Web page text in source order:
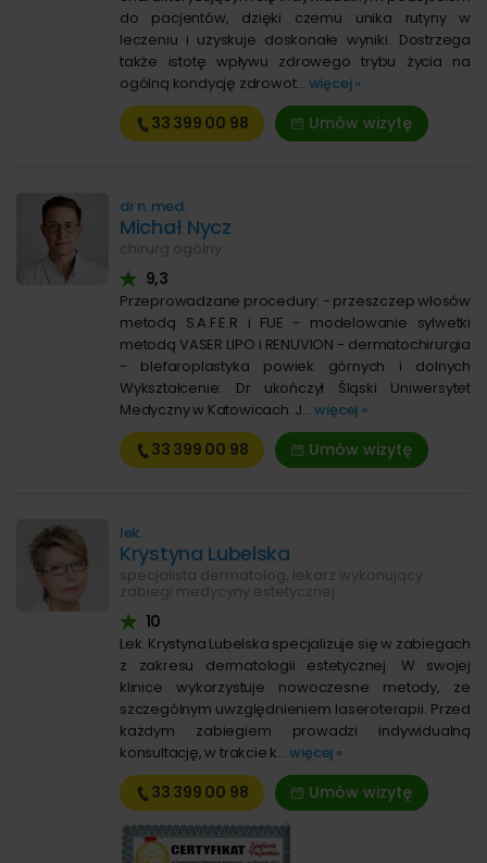
do pacjentów, dzięki czemu unika rutyny w
leczeniu i uzyskuje doskonałe wyniki. Dostrzega
także istotę wpływu zdrowego trybu życia na
ogólną kondycję zdrowot... więcej »
33 399 00 98 Umów wizytę
dr n. med.
Michał Nycz
chirurg ogólny
9,3
Przeprowadzane procedury: - przeszczep włosów
metodą S.A.F.E.R i FUE - modelowanie sylwetki
metodą VASER LIPO i RENUVION - dermatochirurgia
- blefaroplastyka powiek górnych i dolnych
Wykształcenie: Dr ukończył Śląski Uniwersytet
Medyczny w Katowicach. J...więcej »
33 399 00 98 Umów wizytę
lek.
Krystyna Lubelska
specjalista dermatolog, lekarz wykonujący
zabiegi medycyny estetycznej
10
Lek. Krystyna Lubelska specjalizuje się w zabiegach
z zakresu dermatologii estetycznej. W swojej
klinice wykorzystuje nowoczesne metody, ze
szczególnym uwzględnieniem laseroterapii. Przed
każdym zabiegiem prowadzi indywidualną
konsultację, w trakcie k...więcej »
33 399 00 98 Umów wizytę